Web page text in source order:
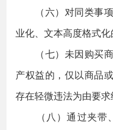
（六）对同类事项
业化、文本高度格式化
（七）未因购买商
产权益的，仅以商品
存在轻微违法为由要求
（八）通过夹带